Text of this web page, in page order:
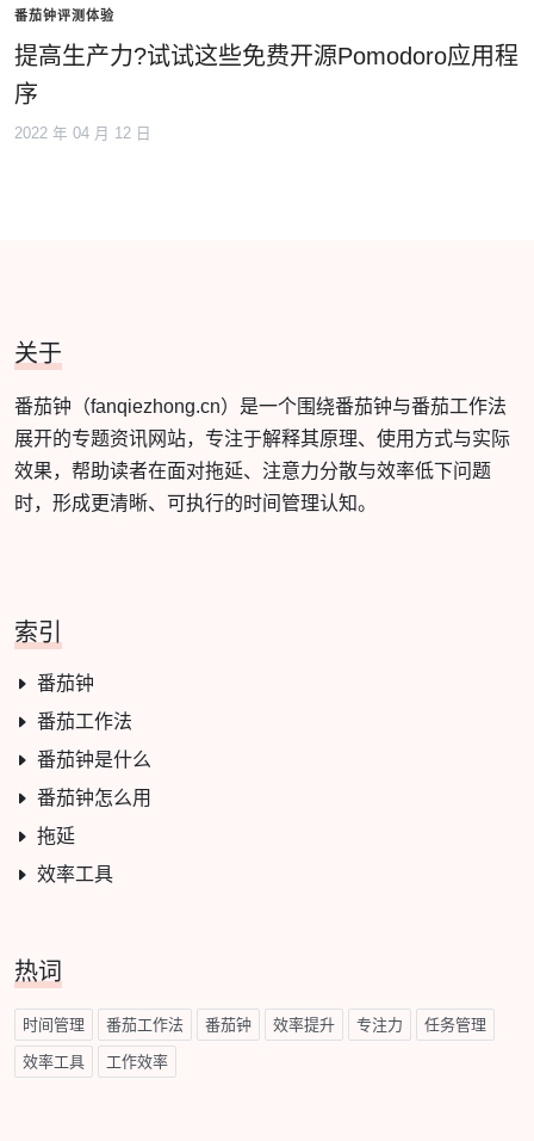
番茄钟评测体验
提高生产力?试试这些免费开源Pomodoro应用程
序
2022 年 04 月 12 日
关于
番茄钟（fanqiezhong.cn）是一个围绕番茄钟与番茄工作法
展开的专题资讯网站，专注于解释其原理、使用方式与实际
效果，帮助读者在面对拖延、注意力分散与效率低下问题
时，形成更清晰、可执行的时间管理认知。
索引
番茄钟
番茄工作法
番茄钟是什么
番茄钟怎么用
拖延
效率工具
热词
时间管理 番茄工作法 番茄钟 效率提升 专注力 任务管理
效率工具 工作效率